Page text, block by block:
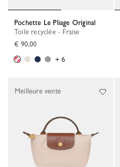
Pochette Le Pliage Original
Toile recyclée - Fraise
€ 90,00
+ 6
Meilleure vente